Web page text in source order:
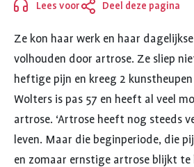
HET
KAN
JE
ZOMAAR
Lees voor Deel deze pagina
Sluiten
Ze kon haar werk en haar
volhouden door artrose. Ze sliep
heftige pijn en kreeg 2
Wolters is pas 57 en heeft al veel
artrose. ‘Artrose heeft nog steeds
leven. Maar die beginperiode, die
en zomaar ernstige artrose blijkt te